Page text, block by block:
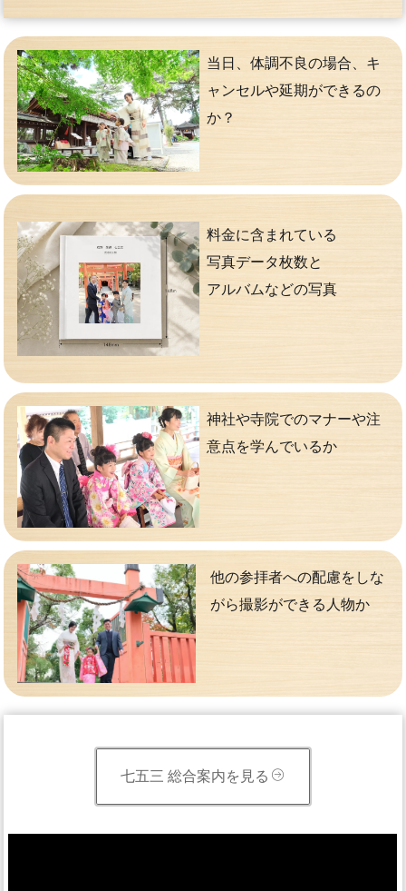
当日、体調不良の場合、キ
ャンセルや延期ができるの
か？
料金に含まれている
写真データ枚数と
アルバムなどの写真
神社や寺院でのマナーや注
意点を学んでいるか
他の参拝者への配慮をしな
がら撮影ができる人物か
七五三 総合案内を見る